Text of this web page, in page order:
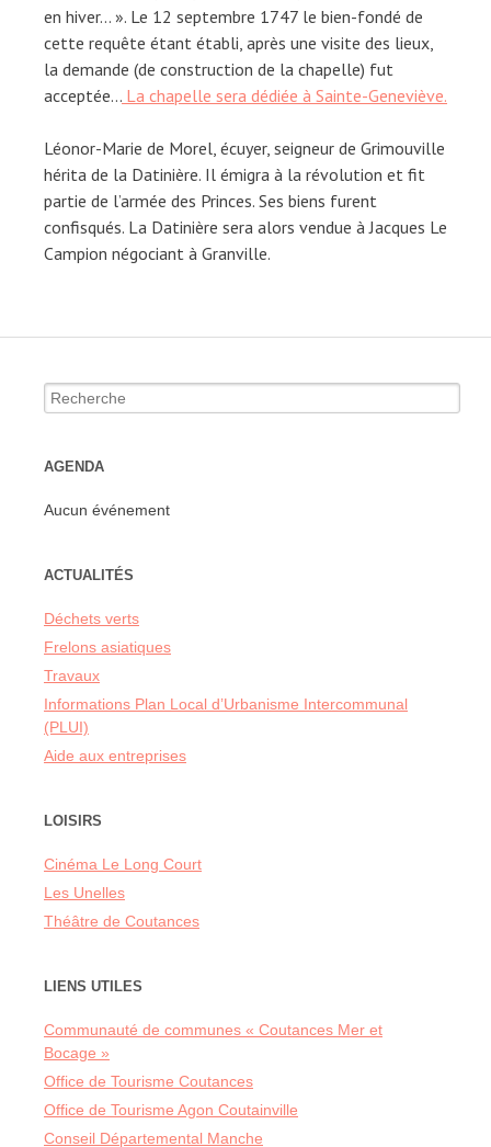
en hiver… ». Le 12 septembre 1747 le bien-fondé de
cette requête étant établi, après une visite des lieux,
la demande (de construction de la chapelle) fut
acceptée… La chapelle sera dédiée à Sainte-Geneviève.
Léonor-Marie de Morel, écuyer, seigneur de Grimouville
hérita de la Datinière. Il émigra à la révolution et fit
partie de l’armée des Princes. Ses biens furent
confisqués. La Datinière sera alors vendue à Jacques Le
Campion négociant à Granville.
Recherche
pour:
AGENDA
Aucun événement
ACTUALITÉS
Déchets verts
Frelons asiatiques
Travaux
Informations Plan Local d’Urbanisme Intercommunal
(PLUI)
Aide aux entreprises
LOISIRS
Cinéma Le Long Court
Les Unelles
Théâtre de Coutances
LIENS UTILES
Communauté de communes « Coutances Mer et
Bocage »
Office de Tourisme Coutances
Office de Tourisme Agon Coutainville
Conseil Départemental Manche